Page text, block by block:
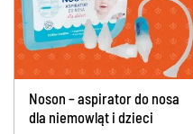
Noson – aspirator do nosa
dla niemowląt i dzieci